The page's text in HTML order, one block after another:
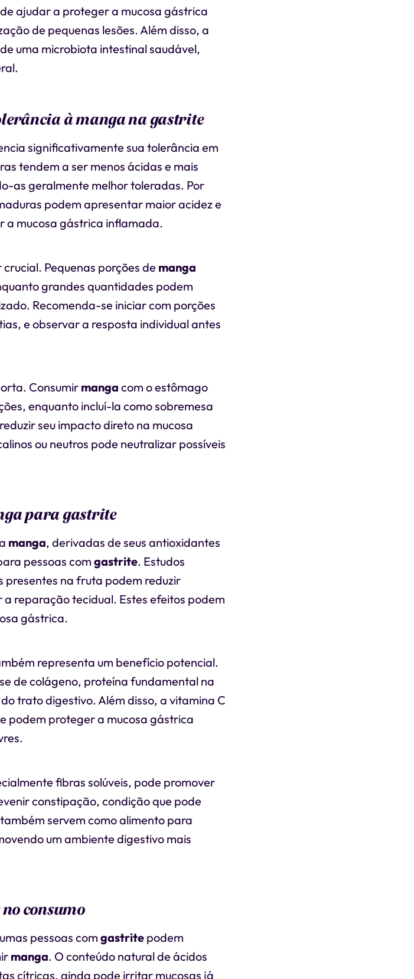
ajudar a proteger a mucosa gástrica
de pequenas lesões. Além disso, a
uma microbiota intestinal saudável,
à manga na gastrite
significativamente sua tolerância em
tendem a ser menos ácidas e mais
as geralmente melhor toleradas. Por
podem apresentar maior acidez e
a mucosa gástrica inflamada.
Pequenas porções de manga
grandes quantidades podem
Recomenda-se iniciar com porções
e observar a resposta individual antes
Consumir manga com o estômago
enquanto incluí-la como sobremesa
seu impacto direto na mucosa
ou neutros pode neutralizar possíveis
para gastrite
manga, derivadas de seus antioxidantes
pessoas com gastrite. Estudos
presentes na fruta podem reduzir
reparação tecidual. Estes efeitos podem
gástrica.
representa um benefício potencial.
de colágeno, proteína fundamental na
trato digestivo. Além disso, a vitamina C
podem proteger a mucosa gástrica
fibras solúveis, pode promover
constipação, condição que pode
servem como alimento para
um ambiente digestivo mais
consumo
pessoas comgastrite podem
manga. O conteúdo natural de ácidos
cítricas, ainda pode irritar mucosas já